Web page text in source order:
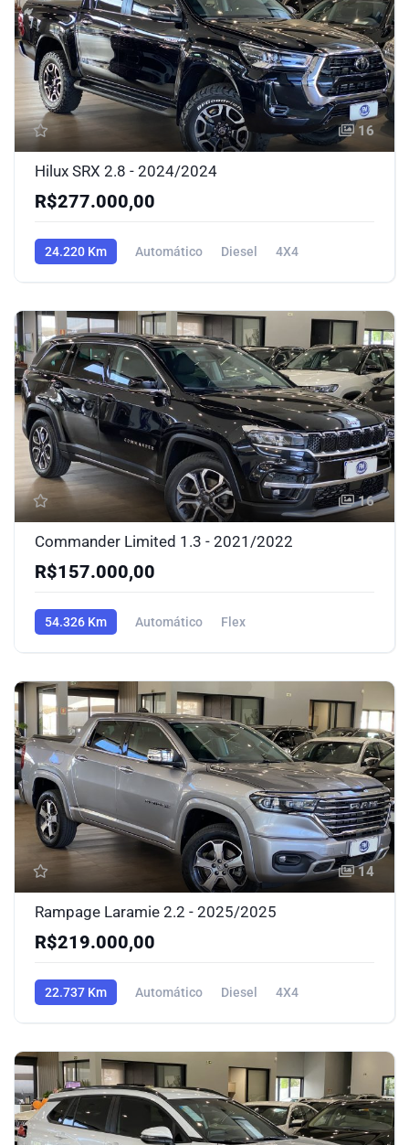
16
Hilux SRX 2.8 - 2024/2024
R$277.000,00
24.220 Km Automático Diesel 4X4
16
Commander Limited 1.3 - 2021/2022
R$157.000,00
54.326 Km Automático Flex
14
Rampage Laramie 2.2 - 2025/2025
R$219.000,00
22.737 Km Automático Diesel 4X4